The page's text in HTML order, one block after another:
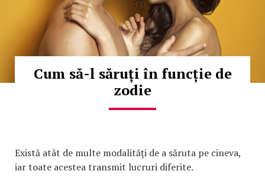
Cum să-l săruți în funcție de
zodie
Există atât de multe modalități de a săruta pe cineva,
iar toate acestea transmit lucruri diferite.